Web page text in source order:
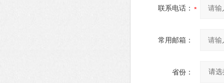
联系电话：
常用邮箱：
省份：